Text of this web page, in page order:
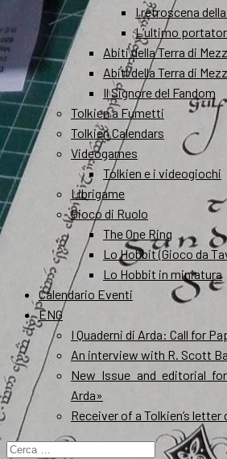
I retroscena
L’ultimo
Abiti della Terra di
Abiti della Terra di
Il Signore del Fandom
Tolkien a Fumetti
Tolkien Calendars
Videogames
Tolkien e i videogiochi
Librigame
Gioco di Ruolo
The One Ring
Lo Hobbit (Gioco da
Lo Hobbit in miniatura
Calendario Eventi
ENG
I Quaderni di Arda: Call for
An interview with R. Scott
New Issue and editorial
Arda»
Receiver of a Tolkien’s letter
Ricerca